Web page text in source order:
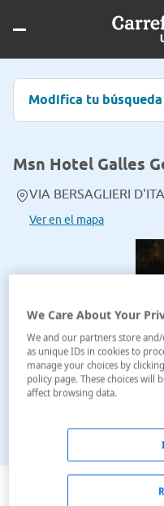
Modifica tu búsqueda
Msn Hotel Galles
VIA BERSAGLIERI
Ver en el mapa
Ver
We Care About Your
We and our partners store
as unique IDs in cookies to
manage your choices by
policy page. These choices
affect browsing data.